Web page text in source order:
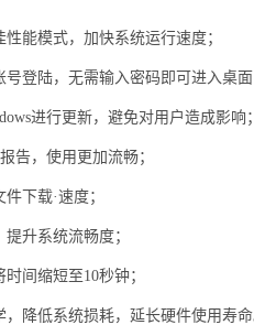
能模式，加快系统运行速度；
登陆，无需输入密码即可进入桌面
进行更新，避免对用户造成影响；
告，使用更加流畅；
下载·速度；
升系统流畅度；
间缩短至10秒钟；
降低系统损耗，延长硬件使用寿命